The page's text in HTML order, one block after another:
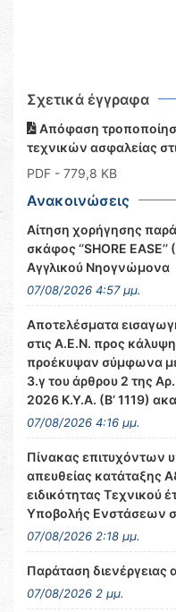
Σχετικά έγγραφα
Απόφαση
τεχνικών ασφαλείας
PDF - 779,8 KB
Ανακοινώσεις
Αίτηση χορήγησης
σκάφος ‘’SHORE
Αγγλικού Νηογνώμονα
07/08/2026 4:57 μμ.
Αποτελέσματα
στις Α.Ε.Ν. προς
προέκυψαν σύμφωνα με
3.γ του άρθρου 2 της
2026 Κ.Υ.Α. (Β’ 1119)
07/08/2026 4:16 μμ.
Πίνακας επιτυχόντων
απευθείας κατάταξης
ειδικότητας Τεχνικού
Υποβολής Ενστάσεων
07/08/2026 2:18 μμ.
Παράταση διενέργειας
07/08/2026 2 μμ.